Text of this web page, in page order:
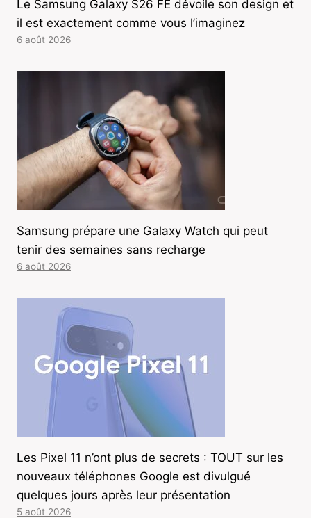
Le Samsung Galaxy S26 FE dévoile son design et
il est exactement comme vous l’imaginez
6 août 2026
Samsung prépare une Galaxy Watch qui peut
tenir des semaines sans recharge
6 août 2026
Les Pixel 11 n’ont plus de secrets : TOUT sur les
nouveaux téléphones Google est divulgué
quelques jours après leur présentation
5 août 2026